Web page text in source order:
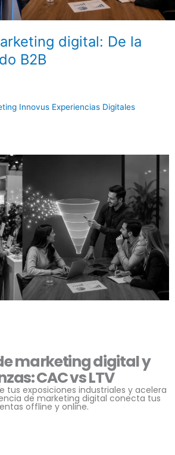
digital: De la
B2B
Innovus Experiencias Digitales
marketing digital y
CAC vs LTV
tus exposiciones industriales y acelera
de marketing digital conecta tus
offline y online.